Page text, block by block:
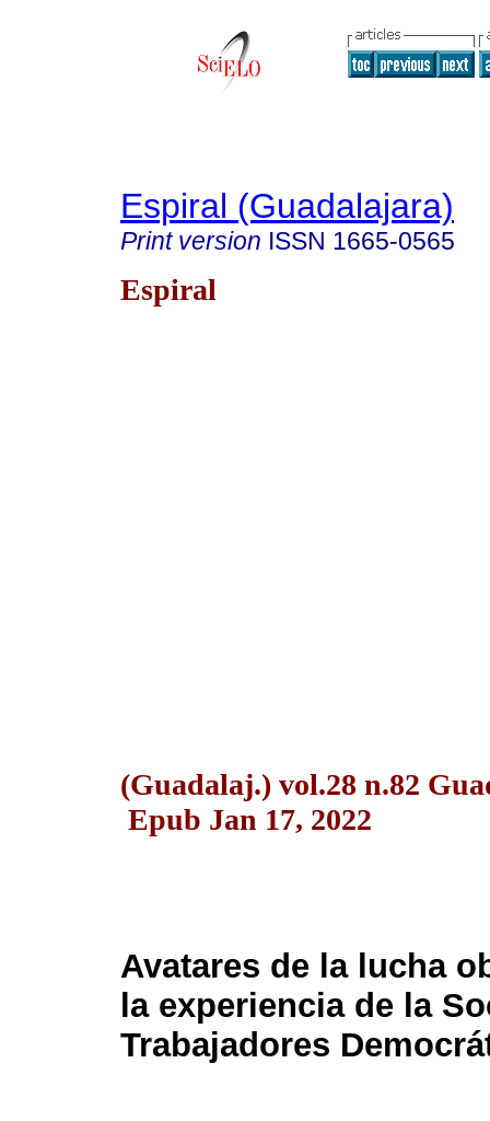
Espiral (Guadalajara)
Print version ISSN 1665-0565
Espiral
(Guadalaj.) vol.28 n.82
Epub Jan 17, 2022
Avatares de la lucha
la experiencia de la
Trabajadores